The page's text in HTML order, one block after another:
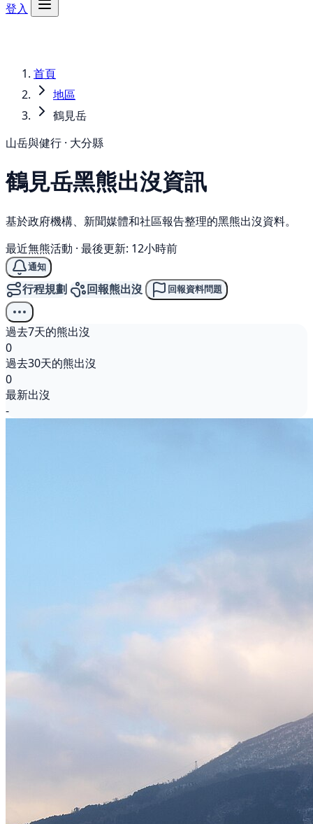
登入
首頁
地區
鶴見岳
山岳與健行 · 大分縣
鶴見岳黑熊出沒資訊
基於政府機構、新聞媒體和社區報告整理的黑熊出沒資料。
最近無熊活動 · 最後更新: 12小時前
通知
行程規劃 回報熊出沒 回報資料問題
過去7天的熊出沒
0
過去30天的熊出沒
0
最新出沒
-